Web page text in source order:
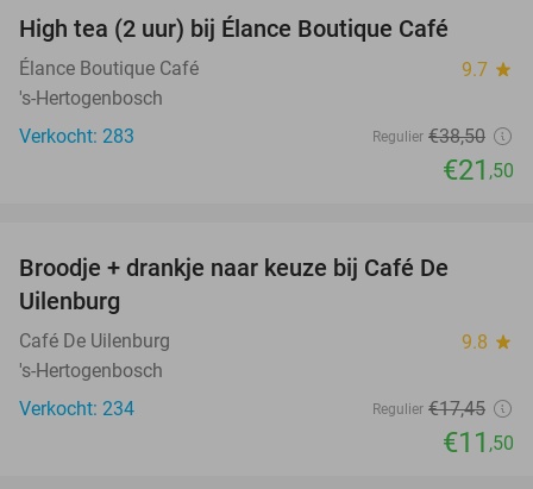
High tea (2 uur) bij Élance Boutique Café
Élance Boutique Café 9.7 star
's-Hertogenbosch
Verkocht: 283
Regulier €38,50
€21 ,50
Broodje + drankje naar keuze bij Café De
Uilenburg
Café De Uilenburg 9.8 star
's-Hertogenbosch
Verkocht: 234
Regulier €17,45
€11 ,50